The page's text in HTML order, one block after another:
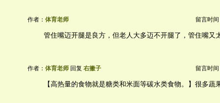
作者： 体育老师 留言时间
管住嘴迈开腿是良方，但老人大多迈不开腿了，管住嘴又
作者： 体育老师 回复 右撇子 留言时间
【高热量的食物就是糖类和米面等碳水类食物。】很多蔬